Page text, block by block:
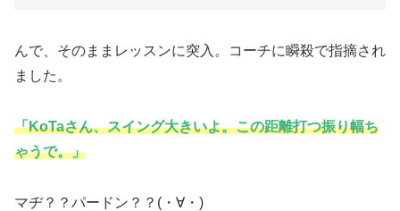
んで、そのままレッスンに突入。コーチに瞬殺で指摘され
ました。
「KoTaさん、スイング大きいよ。この距離打つ振り幅ち
ゃうで。」
マヂ？？パードン？？(・∀・)